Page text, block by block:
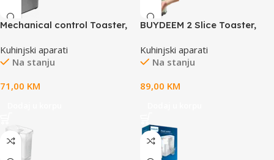
Mechanical control Toaster,
Kuhinjski aparati
Na stanju
71,00 KM
BUYDEEM 2 Slice Toaster,
Greenish, EU
Kuhinjski aparati
Na stanju
89,00 KM